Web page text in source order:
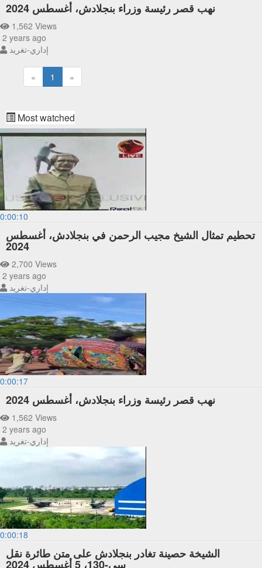
نهب قصر رئيسة وزراء بنجلادش، أغسطس 2024
1,562 Views
2 years ago
إداري-تغريد
« 1 »
Most watched
0:00:10
تحطيم تمثال الشيخ مجيب الرحمن في بنجلادش، أغسطس
2024
2,700 Views
2 years ago
إداري-تغريد
0:00:17
نهب قصر رئيسة وزراء بنجلادش، أغسطس 2024
1,562 Views
2 years ago
إداري-تغريد
0:00:18
الشيخة حصينة تغادر بنجلادش على متن طائرة نقل
سي-130، 5 أغسطس 2024